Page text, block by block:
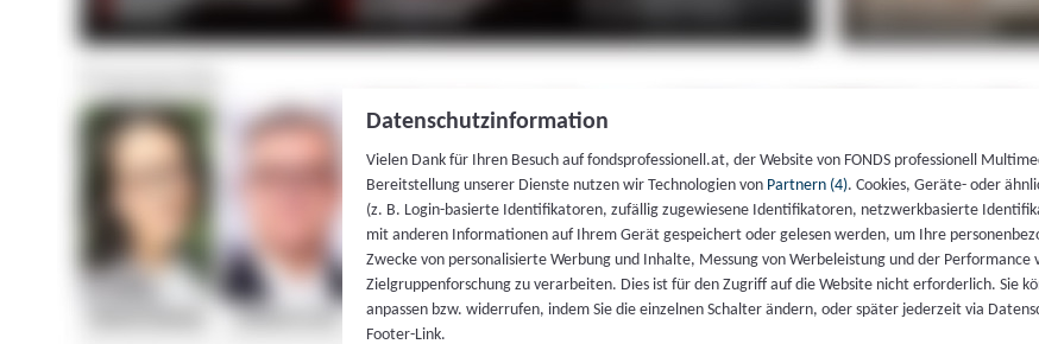
Datenschutzinformation
Vielen Dank für Ihren Besuch auf fondsprofessionell.at, der Website von FONDS professionell
Bereitstellung unserer Dienste nutzen wir Technologien von Partnern (4). Cookies, Geräte- oder
(z. B. Login-basierte Identifikatoren, zufällig zugewiesene Identifikatoren, netzwerkbasierte
mit anderen Informationen auf Ihrem Gerät gespeichert oder gelesen werden, um Ihre
Zwecke von personalisierte Werbung und Inhalte, Messung von Werbeleistung und der Performance
Zielgruppenforschung zu verarbeiten. Dies ist für den Zugriff auf die Website nicht erforderlich. Sie
anpassen bzw. widerrufen, indem Sie die einzelnen Schalter ändern, oder später jederzeit via
Footer-Link.